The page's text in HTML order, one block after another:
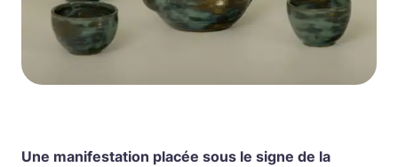
Une manifestation placée sous le signe de la